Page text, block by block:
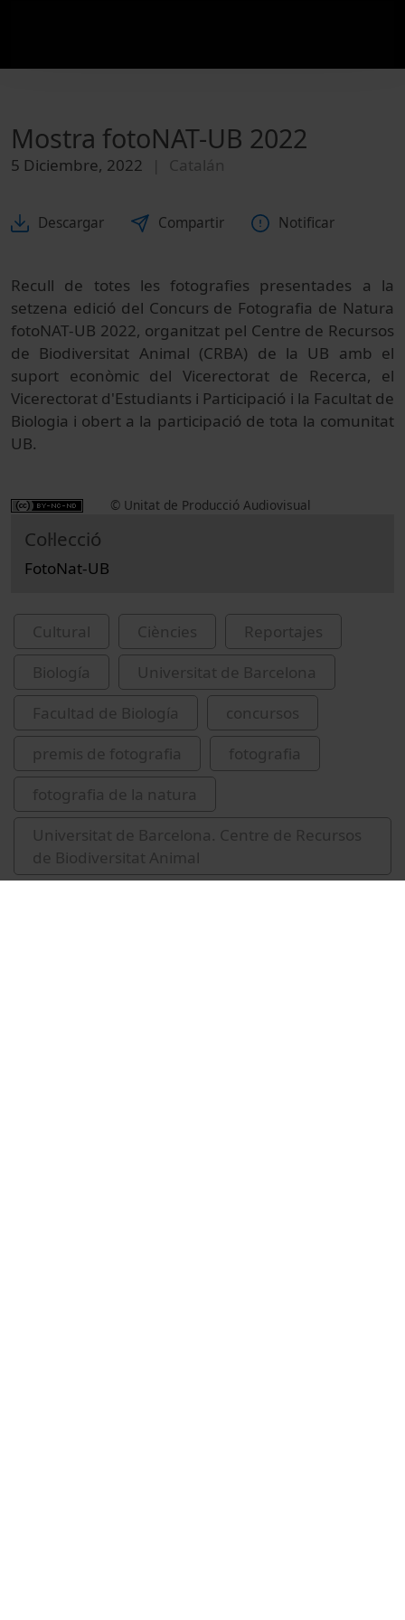
Mostra fotoNAT-UB 2022
5 Diciembre, 2022 Catalán
Descargar Compartir Notificar
Recull de totes les fotografies presentades a la
setzena edició del Concurs de Fotografia de Natura
fotoNAT-UB 2022, organitzat pel Centre de Recursos
de Biodiversitat Animal (CRBA) de la UB amb el
suport econòmic del Vicerectorat de Recerca, el
Vicerectorat d'Estudiants i Participació i la Facultat de
Biologia i obert a la participació de tota la comunitat
UB.
© Unitat de Producció Audiovisual
Col·lecció
FotoNat-UB
Cultural Ciències
Reportajes
Biología
Universitat de Barcelona
Facultad de Biología
concursos
premis de fotografia
fotografia
fotografia de la natura
Universitat de Barcelona. Centre de Recursos
de Biodiversitat Animal